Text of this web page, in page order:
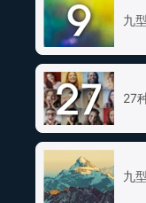
九
27
九